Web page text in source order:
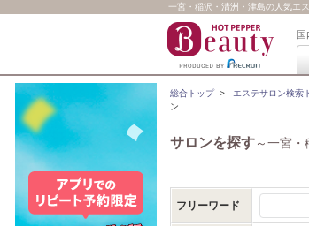
一宮・稲沢・清洲・津島の人気エ
総合トップ> エステサロン検索
ン
サロンを探す～一宮
フリーワード